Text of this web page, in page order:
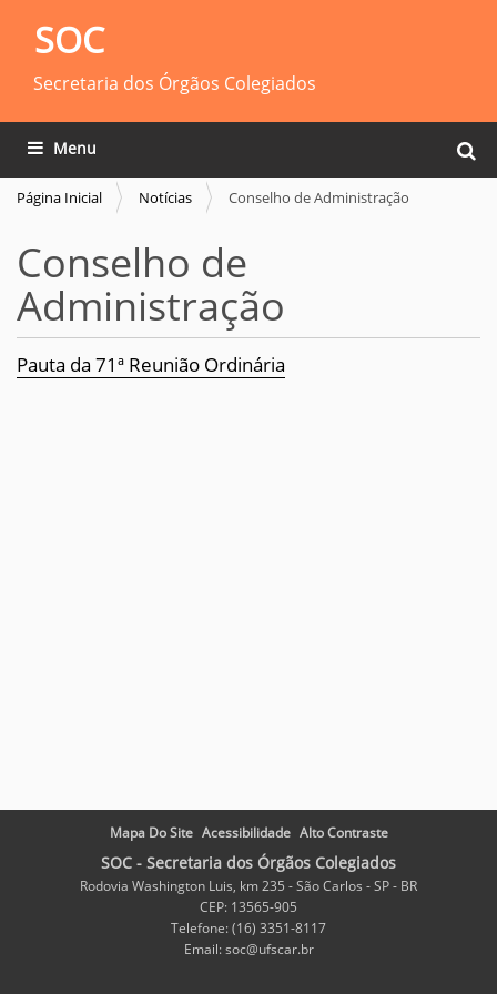
SOC
Secretaria dos Órgãos Colegiados
Busca
Toggle navigation
Página Inicial Notícias Conselho de Administração
Conselho de
Administração
Pauta da 71ª Reunião Ordinária
Mapa Do Site Acessibilidade Alto Contraste
SOC - Secretaria dos Órgãos Colegiados
Rodovia Washington Luis, km 235 - São Carlos - SP - BR
CEP: 13565-905
Telefone: (16) 3351-8117
Email: soc@ufscar.br